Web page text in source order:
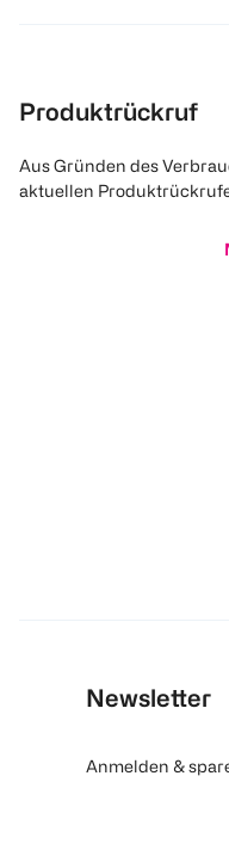
Produktrückruf
Aus Gründen des
aktuellen
Newsletter
Anmelden &